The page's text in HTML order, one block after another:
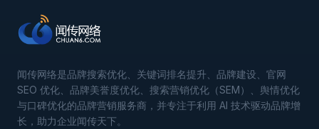
闻传网络是品牌搜索优化、关键词排名提升、品牌建设、官网
SEO 优化、品牌美誉度优化、搜索营销优化（SEM）、舆情优化
与口碑优化的品牌营销服务商，并专注于利用 AI 技术驱动品牌增
长，助力企业闻传天下。